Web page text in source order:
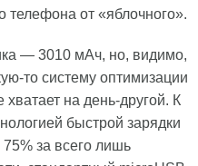
телефона от «яблочного».
— 3010 мАч, но, видимо,
то систему оптимизации
на день-другой. К
быстрой зарядки
за всего лишь